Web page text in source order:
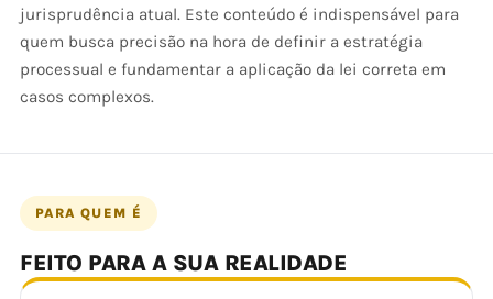
jurisprudência atual. Este conteúdo é indispensável para
quem busca precisão na hora de definir a estratégia
processual e fundamentar a aplicação da lei correta em
casos complexos.
PARA QUEM É
FEITO PARA A SUA REALIDADE